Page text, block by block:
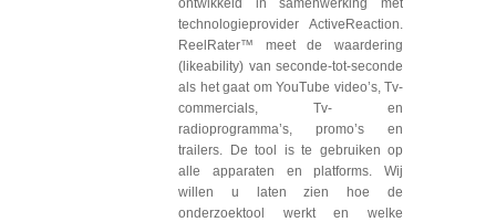
ontwikkeld in samenwerking met
technologieprovider ActiveReaction.
ReelRater™ meet de waardering
(likeability) van seconde-tot-seconde
als het gaat om YouTube video’s, Tv-
commercials, Tv- en
radioprogramma’s, promo’s en
trailers. De tool is te gebruiken op
alle apparaten en platforms. Wij
willen u laten zien hoe de
onderzoektool werkt en welke